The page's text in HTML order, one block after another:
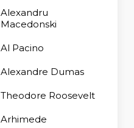
Alexandru
Macedonski
Al Pacino
Alexandre Dumas
Theodore Roosevelt
Arhimede